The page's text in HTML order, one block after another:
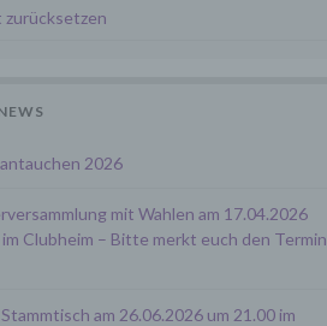
zurücksetzen
2026
mit Wahlen am 17.04.2026
im Clubheim – Bitte merkt euch den Termin
am 26.06.2026 um 21.00 im